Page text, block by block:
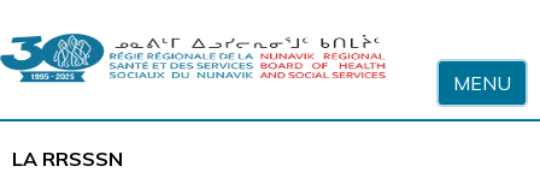
MENU
LA RRSSSN